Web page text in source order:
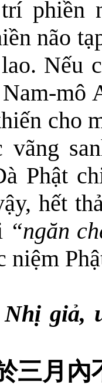
phiền
não
Nếu
mô
cho
Phật
hết
“ngăn
niệm
giả,
三月內